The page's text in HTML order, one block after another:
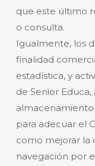
que este último
o consulta.
Igualmente, los
finalidad
estadística, y
de Senior
para adecuar el
como mejorar la
navegación por